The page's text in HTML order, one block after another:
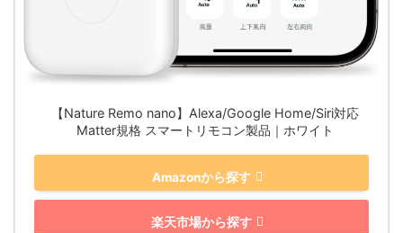
【Nature Remo nano】Alexa/Google Home/Siri対応
Matter規格 スマートリモコン製品｜ホワイト
Amazonから探す
楽天市場から探す